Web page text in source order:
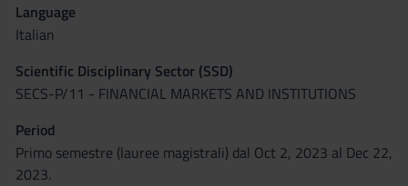
Language
Italian
Scientific Disciplinary Sector (SSD)
SECS-P/11 - FINANCIAL MARKETS AND INSTITUTIONS
Period
Primo semestre (lauree magistrali) dal Oct 2, 2023 al Dec 22,
2023.